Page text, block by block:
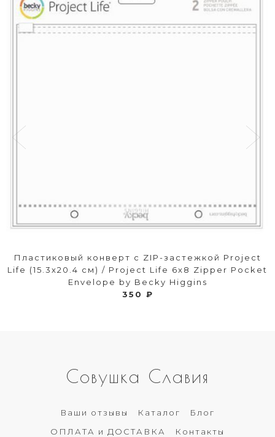
Пластиковый конверт с ZIP-застежкой Project
Life (15.3х20.4 см) / Project Life 6x8 Zipper Pocket
Envelope by Becky Higgins
350 ₽
Совушка Славия
Ваши отзывы Каталог
Блог
ОПЛАТА и ДОСТАВКА
Контакты